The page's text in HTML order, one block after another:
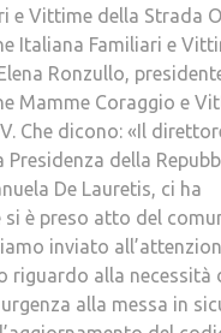
e Vittime della Strada
Italiana Familiari e
Ronzullo,
Mamme Coraggio e
Che dicono: «Il
Presidenza della
De Lauretis, ci ha
si è preso atto del
inviato
riguardo alla necessità
alla messa in